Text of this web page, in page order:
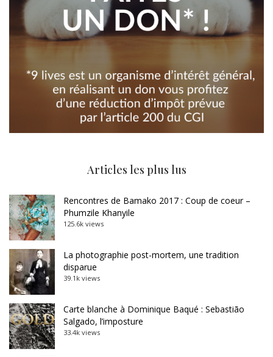
Articles les plus lus
Rencontres de Bamako 2017 : Coup de coeur –
Phumzile Khanyile
125.6k views
La photographie post-mortem, une tradition
disparue
39.1k views
Carte blanche à Dominique Baqué : Sebastião
Salgado, l’imposture
33.4k views